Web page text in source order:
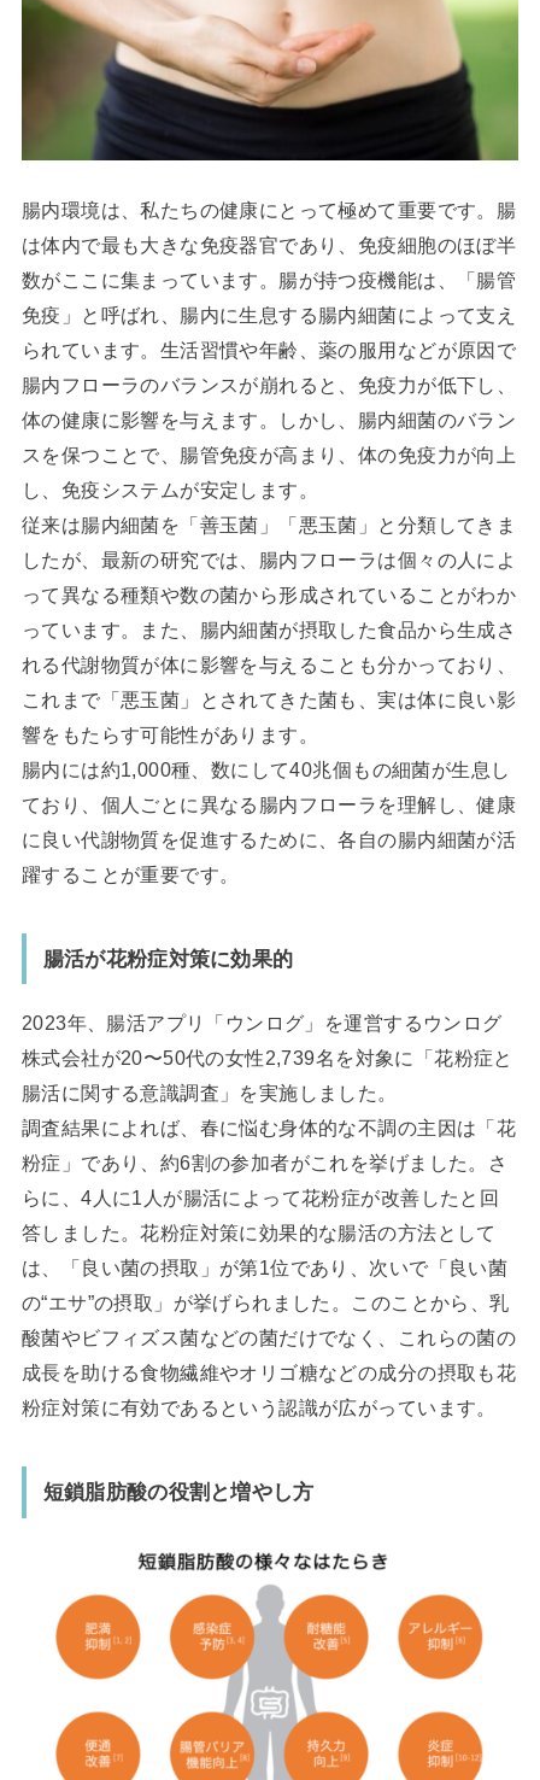
腸内環境は、私たちの健康にとって極めて重要です。腸
は体内で最も大きな免疫器官であり、免疫細胞のほぼ半
数がここに集まっています。腸が持つ疫機能は、「腸管
免疫」と呼ばれ、腸内に生息する腸内細菌によって支え
られています。生活習慣や年齢、薬の服用などが原因で
腸内フローラのバランスが崩れると、免疫力が低下し、
体の健康に影響を与えます。しかし、腸内細菌のバラン
スを保つことで、腸管免疫が高まり、体の免疫力が向上
し、免疫システムが安定します。
従来は腸内細菌を「善玉菌」「悪玉菌」と分類してきま
したが、最新の研究では、腸内フローラは個々の人によ
って異なる種類や数の菌から形成されていることがわか
っています。また、腸内細菌が摂取した食品から生成さ
れる代謝物質が体に影響を与えることも分かっており、
これまで「悪玉菌」とされてきた菌も、実は体に良い影
響をもたらす可能性があります。
腸内には約1,000種、数にして40兆個もの細菌が生息し
ており、個人ごとに異なる腸内フローラを理解し、健康
に良い代謝物質を促進するために、各自の腸内細菌が活
躍することが重要です。
腸活が花粉症対策に効果的
2023年、腸活アプリ「ウンログ」を運営するウンログ
株式会社が20〜50代の女性2,739名を対象に「花粉症と
腸活に関する意識調査」を実施しました。
調査結果によれば、春に悩む身体的な不調の主因は「花
粉症」であり、約6割の参加者がこれを挙げました。さ
らに、4人に1人が腸活によって花粉症が改善したと回
答しました。花粉症対策に効果的な腸活の方法として
は、「良い菌の摂取」が第1位であり、次いで「良い菌
の“エサ”の摂取」が挙げられました。このことから、乳
酸菌やビフィズス菌などの菌だけでなく、これらの菌の
成長を助ける食物繊維やオリゴ糖などの成分の摂取も花
粉症対策に有効であるという認識が広がっています。
短鎖脂肪酸の役割と増やし方